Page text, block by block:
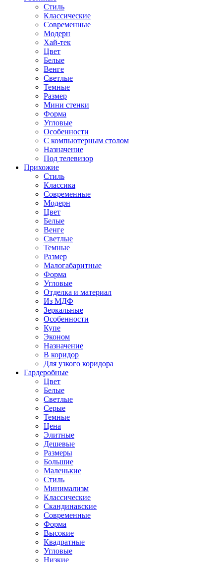
Стиль
Классические
Современные
Модерн
Хай-тек
Цвет
Белые
Венге
Светлые
Темные
Размер
Мини стенки
Форма
Угловые
Особенности
С компьютерным столом
Назначение
Под телевизор
Прихожие
Стиль
Классика
Современные
Модерн
Цвет
Белые
Венге
Светлые
Темные
Размер
Малогабаритные
Форма
Угловые
Отделка и материал
Из МДФ
Зеркальные
Особенности
Купе
Эконом
Назначение
В коридор
Для узкого коридора
Гардеробные
Цвет
Белые
Светлые
Серые
Темные
Цена
Элитные
Дешевые
Размеры
Большие
Маленькие
Стиль
Минимализм
Классические
Скандинавские
Современные
Форма
Высокие
Квадратные
Угловые
Низкие